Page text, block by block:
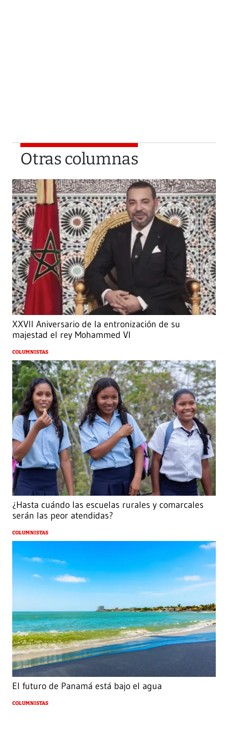
Otras columnas
XXVII Aniversario de la entronización de su
majestad el rey Mohammed VI
COLUMNISTAS
¿Hasta cuándo las escuelas rurales y comarcales
serán las peor atendidas?
COLUMNISTAS
El futuro de Panamá está bajo el agua
COLUMNISTAS